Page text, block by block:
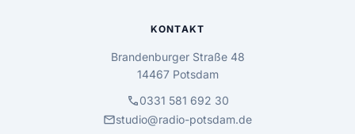
KONTAKT
Brandenburger Straße 48
14467 Potsdam
call0331 581 692 30
mailstudio@radio-potsdam.de